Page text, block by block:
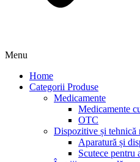
Menu
Home
Categorii Produse
Medicamente
Medicamente
OTC
Dispozitive și tehnică
Aparatură și
Scutece pentru